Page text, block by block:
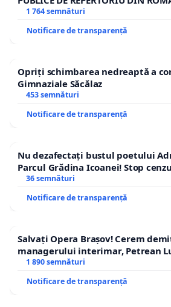
1 764 semnături
Notificare de transparență
Opriți schimbarea nedreaptă a
Gimnaziale Săcălaz
453 semnături
Notificare de transparență
Nu dezafectați bustul poetului
Parcul Grădina Icoanei! Stop
36 semnături
Notificare de transparență
Salvați Opera Brașov! Cerem
managerului interimar, Petrean
1 890 semnături
Notificare de transparență